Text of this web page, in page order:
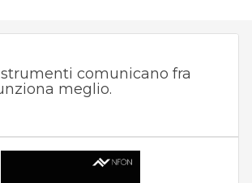
comunicano fra
meglio.